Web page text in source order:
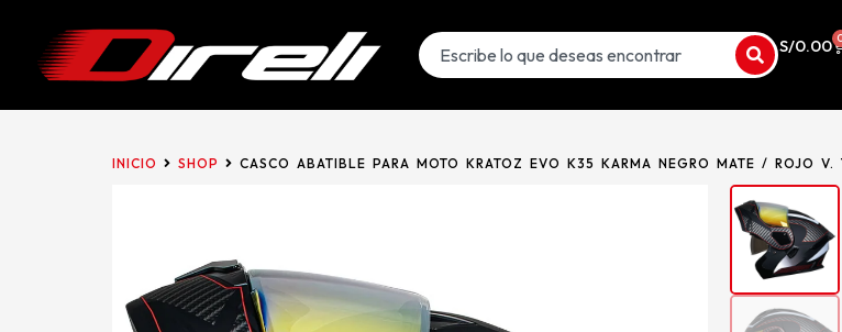
S/0.00
INICIO SHOP CASCO ABATIBLE PARA MOTO KRATOZ EVO K35 KARMA NEGRO MATE / ROJO V.